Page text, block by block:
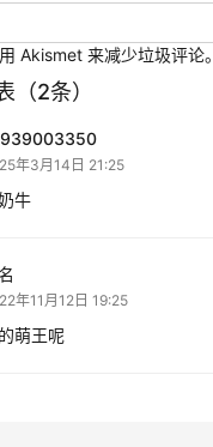
Akismet 来减少垃圾评论。
（2条）
年3月14日 21:25
牛
年11月12日 19:25
萌王呢